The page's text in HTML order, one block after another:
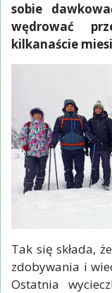
sobie
wędrować
kilkanaście
Tak się składa,
zdobywania i
Ostatnia